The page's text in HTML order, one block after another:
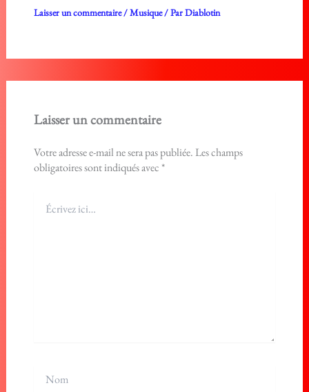
Laisser un commentaire/Musique/ ParDiablotin
Laisser un commentaire
Votre adresse e-mail ne sera pas publiée.Les champs
obligatoires sont indiqués avec *
ici…